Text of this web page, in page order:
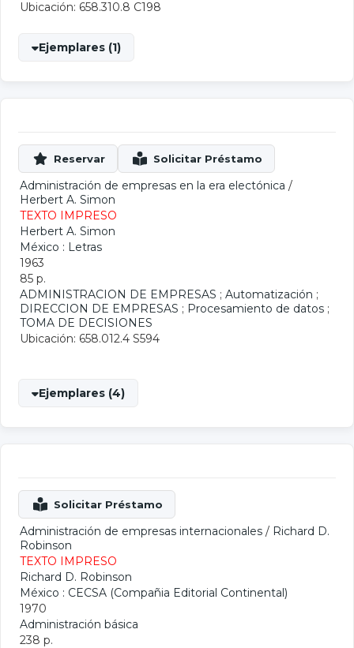
Ubicación: 658.310.8 C198
Ejemplares (1)
Administración de empresas en la era electónica /
Herbert A. Simon
TEXTO IMPRESO
Herbert A. Simon
México : Letras
1963
85 p.
ADMINISTRACION DE EMPRESAS ; Automatización ;
DIRECCION DE EMPRESAS ; Procesamiento de datos ;
TOMA DE DECISIONES
Ubicación: 658.012.4 S594
Ejemplares (4)
Administración de empresas internacionales / Richard D.
Robinson
TEXTO IMPRESO
Richard D. Robinson
México : CECSA (Compañia Editorial Continental)
1970
Administración básica
238 p.